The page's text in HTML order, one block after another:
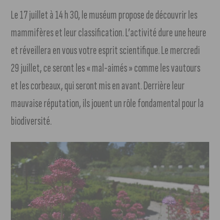
Le 17 juillet à 14 h 30, le muséum propose de découvrir les
mammifères et leur classification. L’activité dure une heure
et réveillera en vous votre esprit scientifique. Le mercredi
29 juillet, ce seront les « mal-aimés » comme les vautours
et les corbeaux, qui seront mis en avant. Derrière leur
mauvaise réputation, ils jouent un rôle fondamental pour la
biodiversité.